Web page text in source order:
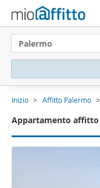
Palermo
Inizio Affitto Palermo
Appartamento